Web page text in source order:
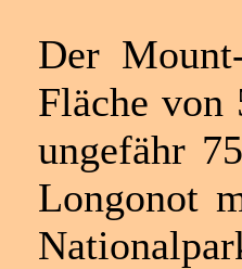
Der
Fläche von
ungefähr
Longonot